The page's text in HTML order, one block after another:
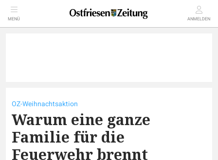
MENÜ ANMELDEN
OZ-Weihnachtsaktion
Warum eine ganze
Familie für die
Feuerwehr brennt